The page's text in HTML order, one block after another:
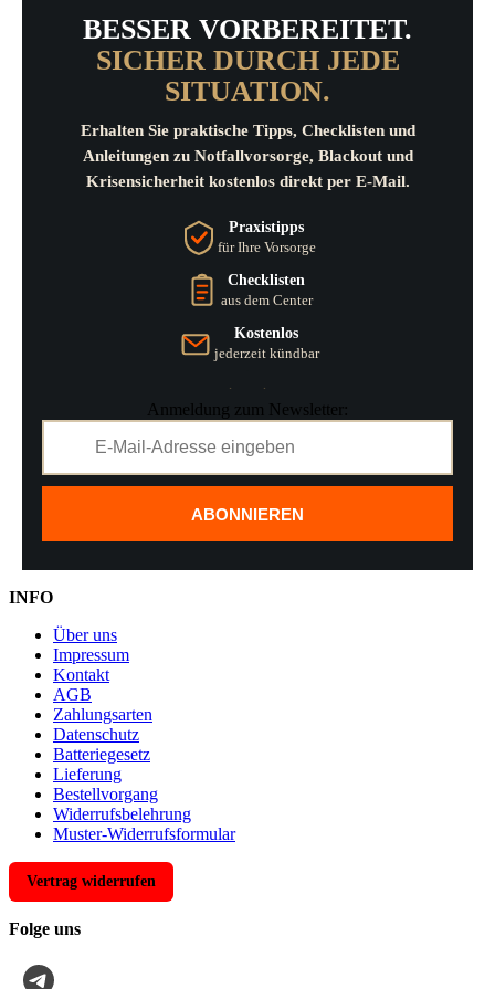
BESSER VORBEREITET.
SICHER DURCH JEDE
SITUATION.
Erhalten Sie praktische Tipps, Checklisten und
Anleitungen zu Notfallvorsorge, Blackout und
Krisensicherheit kostenlos direkt per E-Mail.
Praxistipps
für Ihre Vorsorge
Checklisten
aus dem Center
Kostenlos
jederzeit kündbar
Anmeldung zum Newsletter:
ABONNIEREN
INFO
Über uns
Impressum
Kontakt
AGB
Zahlungsarten
Datenschutz
Batteriegesetz
Lieferung
Bestellvorgang
Widerrufsbelehrung
Muster-Widerrufsformular
Vertrag widerrufen
Folge uns